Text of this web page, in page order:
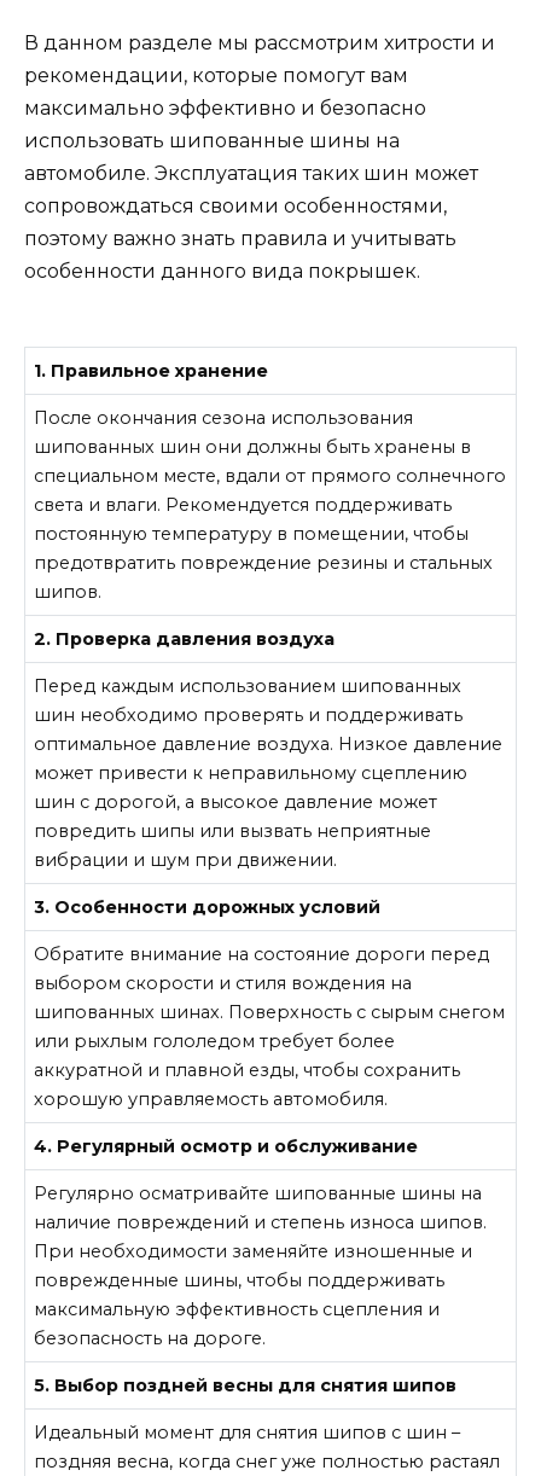
В данном разделе мы рассмотрим хитрости и
рекомендации, которые помогут вам
максимально эффективно и безопасно
использовать шипованные шины на
автомобиле. Эксплуатация таких шин может
сопровождаться своими особенностями,
поэтому важно знать правила и учитывать
особенности данного вида покрышек.
1. Правильное хранение
После окончания сезона использования
шипованных шин они должны быть хранены в
специальном месте, вдали от прямого солнечного
света и влаги. Рекомендуется поддерживать
постоянную температуру в помещении, чтобы
предотвратить повреждение резины и стальных
шипов.
2. Проверка давления воздуха
Перед каждым использованием шипованных
шин необходимо проверять и поддерживать
оптимальное давление воздуха. Низкое давление
может привести к неправильному сцеплению
шин с дорогой, а высокое давление может
повредить шипы или вызвать неприятные
вибрации и шум при движении.
3. Особенности дорожных условий
Обратите внимание на состояние дороги перед
выбором скорости и стиля вождения на
шипованных шинах. Поверхность с сырым снегом
или рыхлым гололедом требует более
аккуратной и плавной езды, чтобы сохранить
хорошую управляемость автомобиля.
4. Регулярный осмотр и обслуживание
Регулярно осматривайте шипованные шины на
наличие повреждений и степень износа шипов.
При необходимости заменяйте изношенные и
поврежденные шины, чтобы поддерживать
максимальную эффективность сцепления и
безопасность на дороге.
5. Выбор поздней весны для снятия шипов
Идеальный момент для снятия шипов с шин –
поздняя весна, когда снег уже полностью растаял